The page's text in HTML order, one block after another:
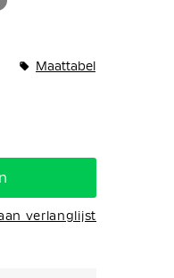
Maattabel
verlanglijst